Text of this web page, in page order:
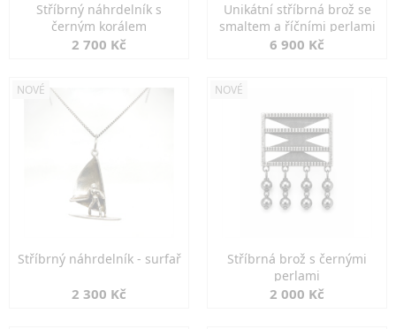
Stříbrný náhrdelník s
černým korálem
2 700 Kč
Unikátní stříbrná brož se
smaltem a říčními perlami
6 900 Kč
NOVÉ
Stříbrný náhrdelník - surfař
2 300 Kč
NOVÉ
Stříbrná brož s černými
perlami
2 000 Kč